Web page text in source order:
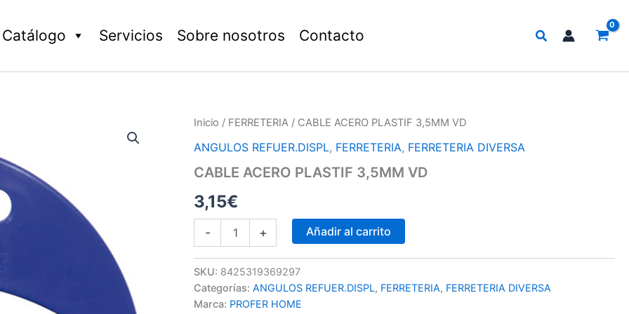
Catálogo Servicios Sobre nosotros Contacto Buscar
Inicio / FERRETERIA / CABLE ACERO PLASTIF 3,5MM VD
ANGULOS REFUER.DISPL, FERRETERIA, FERRETERIA DIVERSA
CABLE ACERO PLASTIF 3,5MM VD
3,15€
-
CABLE
PLASTIF
VD
+ Añadir al carrito
SKU: 8425319369297
Categorías:ANGULOS REFUER.DISPL, FERRETERIA, FERRETERIA DIVERSA
Marca: PROFER HOME